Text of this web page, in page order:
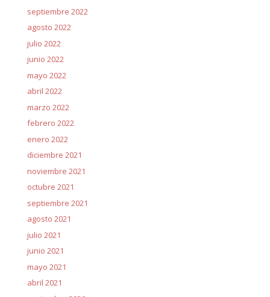
septiembre 2022
agosto 2022
julio 2022
junio 2022
mayo 2022
abril 2022
marzo 2022
febrero 2022
enero 2022
diciembre 2021
noviembre 2021
octubre 2021
septiembre 2021
agosto 2021
julio 2021
junio 2021
mayo 2021
abril 2021